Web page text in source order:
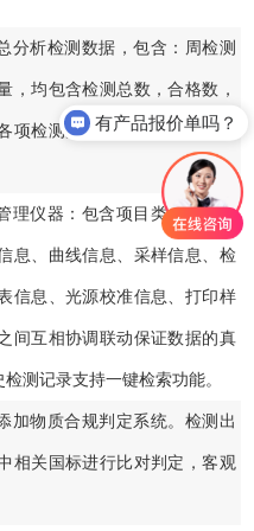
分析检测数据，包含：周检测
，均包含检测总数，合格数，
项检测数据一目了然，无需电
理仪器：包含项目类型、项目
息、曲线信息、采样信息、检
信息、光源校准信息、打印样
间互相协调联动保证数据的真
测记录支持一键检索功能。
加物质合规判定系统。检测出
相关国标进行比对判定，客观
有产品报价单吗？